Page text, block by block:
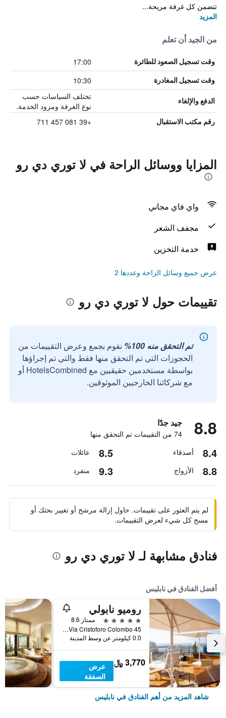
تتضمن كل غرفة مريحة...
المزيد
من الجيد أن تعلم
وقت تسجيل الصعود للطائرة 17:00
وقت تسجيل المغادرة 10:30
الدفع والإلغاء
تختلف السياسات حسب
نوع الغرفة ومزود الخدمة.
رقم مكتب الاستقبال +39 081 457 711
المزايا ووسائل الراحة في لا توري دي رو
واي فاي مجاني
مجفف الشعر
خدمة التخزين
عرض جميع وسائل الراحة وعددها 2
تقييمات حول لا توري دي رو
تم التحقق منه 100%
نقوم بجمع وعرض التقييمات من
الحجوزات التي تم التحقق منها فقط والتي تم إجراؤها
بواسطة مستخدمين حقيقيين مع HotelsCombined أو
مع شركائنا الخارجيين الموثوقين.
8.8 جيد جدًا
74 من التقييمات تم التحقق منها
8.4 أصدقاء 8.5 عائلات
8.8 الأزواج 9.3 منفرد
لم يتم العثور على تقييمات. حاول إزالة مرشح أو تغيير بحثك أو
مسح كل شيء لعرض التقييمات.
فنادق مشابهة لـ لا توري دي رو
أفضل الفنادق في نابليس
روميو نابولي
5 نجوم
ممتاز 8.6
Via Cristoforo Colombo 45, نابليس, مقاطعة نابولي, إيطاليا
0.0 كيلومتر عن وسط المدينة
3,770 ﷼
عرض
الصفقة
شاهد المزيد من أهم الفنادق في نابليس